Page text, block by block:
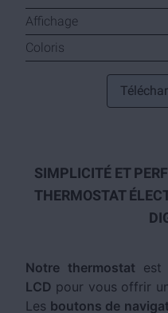
Affichage
Coloris
SIMPLICITÉ ET
THERMOSTAT
Notre thermostat est
LCD pour vous offrir
Les boutons de